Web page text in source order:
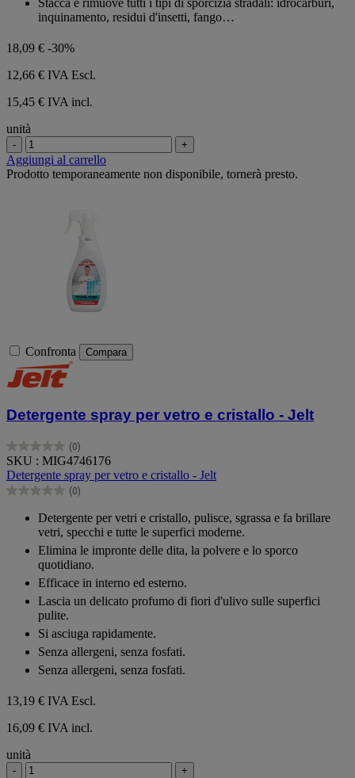
Stacca e rimuove tutti i tipi di sporcizia stradali: idrocarburi,
inquinamento, residui d'insetti, fango…
18,09 € -30%
12,66 € IVA Escl.
15,45 € IVA incl.
unità
- +
Aggiungi al carrello
Prodotto temporaneamente non disponibile, tornerà presto.
Confronta Compara
Detergente spray per vetro e cristallo - Jelt
(0)
0.0
su
5
stelle.
SKU : MIG4746176
Detergente spray per vetro e cristallo - Jelt
(0)
0.0
Detergente per vetri e cristallo, pulisce, sgrassa e fa brillare
vetri, specchi e tutte le superfici moderne.
Elimina le impronte delle dita, la polvere e lo sporco
quotidiano.
Efficace in interno ed esterno.
Lascia un delicato profumo di fiori d'ulivo sulle superfici
pulite.
Si asciuga rapidamente.
Senza allergeni, senza fosfati.
Senza allergeni, senza fosfati.
13,19 € IVA Escl.
16,09 € IVA incl.
unità
- +